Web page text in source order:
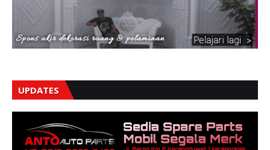
UPDATES